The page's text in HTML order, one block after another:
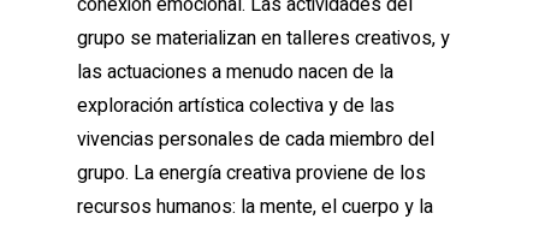
grupo se materializan en talleres creativos, y
las actuaciones a menudo nacen de la
exploración artística colectiva y de las
vivencias personales de cada miembro del
grupo. La energía creativa proviene de los
recursos humanos: la mente, el cuerpo y la